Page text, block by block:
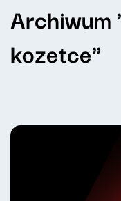
Archiwum
kozetce"